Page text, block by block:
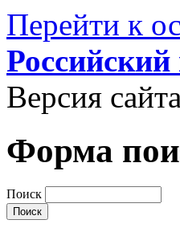
Перейти к
Версия
Форма
Поиск